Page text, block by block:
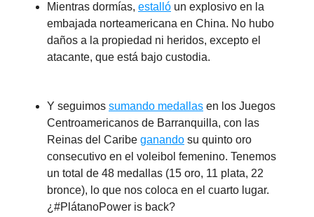
Mientras dormías, estalló un explosivo en la
embajada norteamericana en China. No hubo
daños a la propiedad ni heridos, excepto el
atacante, que está bajo custodia.
Y seguimos sumando medallas en los Juegos
Centroamericanos de Barranquilla, con las
Reinas del Caribe ganando su quinto oro
consecutivo en el voleibol femenino. Tenemos
un total de 48 medallas (15 oro, 11 plata, 22
bronce), lo que nos coloca en el cuarto lugar.
¿#PlátanoPower is back?